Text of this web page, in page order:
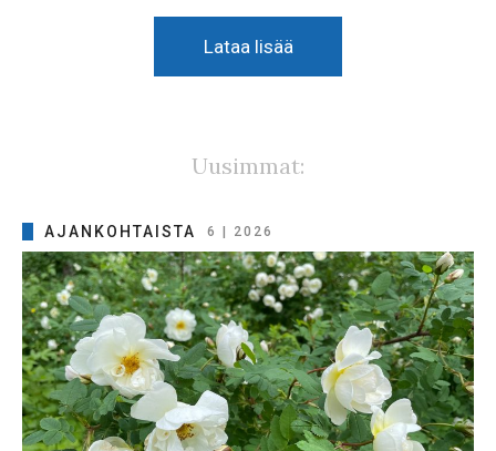
Lataa lisää
Uusimmat:
AJANKOHTAISTA 6 | 2026